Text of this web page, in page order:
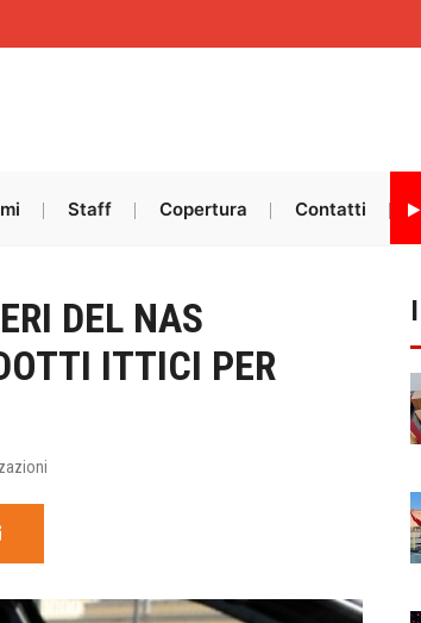
Staff Copertura Contatti
DEL NAS
ITTICI PER